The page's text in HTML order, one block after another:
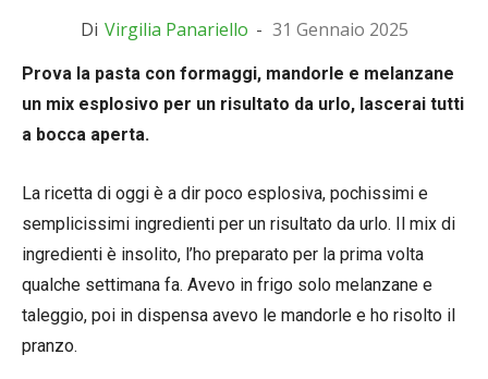
Di Virgilia Panariello - 31 Gennaio 2025
Prova la pasta con formaggi, mandorle e melanzane
un mix esplosivo per un risultato da urlo, lascerai tutti
a bocca aperta.
La ricetta di oggi è a dir poco esplosiva, pochissimi e
semplicissimi ingredienti per un risultato da urlo. Il mix di
ingredienti è insolito, l’ho preparato per la prima volta
qualche settimana fa. Avevo in frigo solo melanzane e
taleggio, poi in dispensa avevo le mandorle e ho risolto il
pranzo.